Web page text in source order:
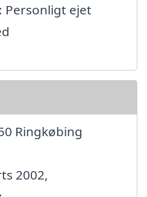
Personligt ejet
Ringkøbing
2002,